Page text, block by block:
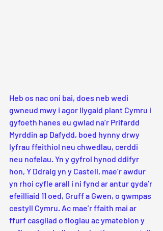
Heb os nac oni bai, does neb wedi
gwneud mwy i agor llygaid plant Cymru i
gyfoeth hanes eu gwlad na’r Prifardd
Myrddin ap Dafydd, boed hynny drwy
lyfrau ffeithiol neu chwedlau, cerddi
neu nofelau. Yn y gyfrol hynod ddifyr
hon, Y Ddraig yn y Castell, mae’r awdur
yn rhoi cyfle arall i ni fynd ar antur gyda’r
efeilliaid 11 oed, Gruff a Gwen, o gwmpas
cestyll Cymru. Ac mae’r ffaith mai ar
ffurf casgliad o flogiau ac ymatebion y